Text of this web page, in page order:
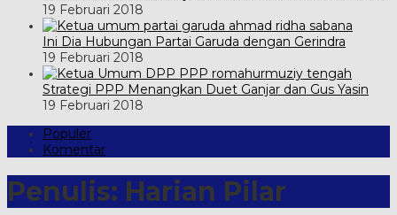
19 Februari 2018
Ini Dia Hubungan Partai Garuda dengan Gerindra
19 Februari 2018
Strategi PPP Menangkan Duet Ganjar dan Gus Yasin
19 Februari 2018
Populer
Komentar
Penulis: Harian Pilar